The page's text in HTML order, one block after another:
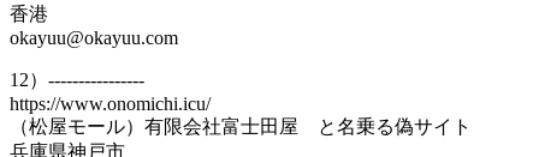
香港
okayuu@okayuu.com
12）----------------
https://www.onomichi.icu/
（松屋モール）有限会社富士田屋 と名乗る偽サイト
兵庫県神戸市